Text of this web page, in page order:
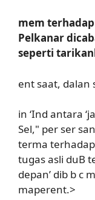
mem
Pelkanar
seperti
ent saat, dalan
in ‘Ind antara
Sel," per ser
terma
tugas asli duB
depan’ dib b c
maperent.>